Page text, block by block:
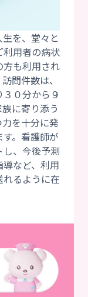
を、堂々と
利用者の病状
方も利用され
問件数は、
０分から９
に寄り添う
を十分に発
。看護師が
、今後予測
など、利用
るように在